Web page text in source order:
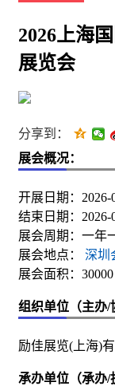
2026上海
展览会
分享到：
展会概况：
开展日期：2026-
结束日期：2026-
展会周期：一年
展会地点：
深圳
展会面积：30000
组织单位（主办/
励佳展览(上海)
承办单位（承办/